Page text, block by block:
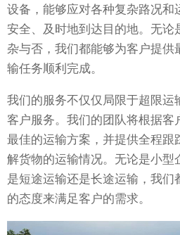
设备，能够应对各种复杂路况和
安全、及时地到达目的地。无论
杂与否，我们都能够为客户提供
输任务顺利完成。
我们的服务不仅仅局限于超限运
客户服务。我们的团队将根据客
最佳的运输方案，并提供全程跟
解货物的运输情况。无论是小型
是短途运输还是长途运输，我们
的态度来满足客户的需求。